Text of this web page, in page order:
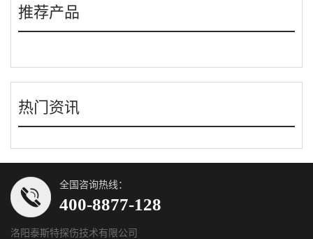
推荐产品
热门资讯
全国咨询热线：
400-8877-128
洛阳泰斯特探伤技术有限公司